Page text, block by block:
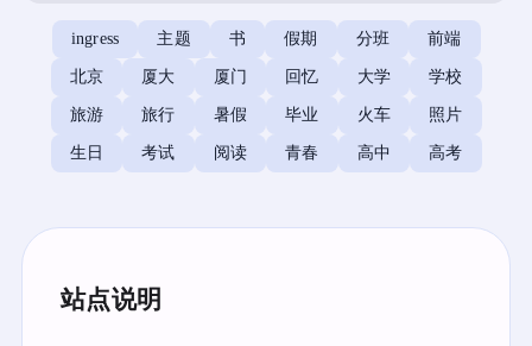
ingress 主题 书 假期 分班 前端
北京 厦大 厦门 回忆 大学 学校
旅游 旅行 暑假 毕业 火车 照片
生日 考试 阅读 青春 高中 高考
站点说明